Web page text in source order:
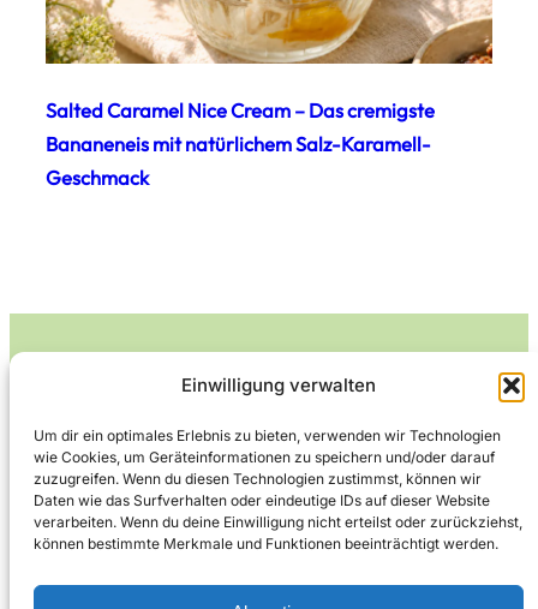
Einwilligung verwalten
Um dir ein optimales Erlebnis zu bieten, verwenden wir Technologien
wie Cookies, um Geräteinformationen zu speichern und/oder darauf
zuzugreifen. Wenn du diesen Technologien zustimmst, können wir
Daten wie das Surfverhalten oder eindeutige IDs auf dieser Website
verarbeiten. Wenn du deine Einwilligung nicht erteilst oder zurückziehst,
können bestimmte Merkmale und Funktionen beeinträchtigt werden.
Salted Caramel Nice Cream – Das cremigste
Bananeneis mit natürlichem Salz-Karamell-
Geschmack
Leckerlife
Lecker essen – gesund leben.
Kontakt